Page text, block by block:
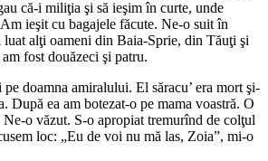
că-i miliţia şi să ieşim în curte, unde
ieşit cu bagajele făcute. Ne-o suit în
alţi oameni din Baia-Sprie, din Tăuţi şi
fost douăzeci şi patru.
doamna amiralului. El săracu’ era mort şi-
După ea am botezat-o pe mama voastră. O
Ne-o văzut. S-o apropiat tremurînd de colţul
loc: „Eu de voi nu mă las, Zoia”, mi-o